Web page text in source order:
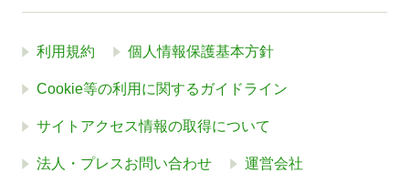
利用規約 個人情報保護基本方針
Cookie等の利用に関するガイドライン
サイトアクセス情報の取得について
法人・プレスお問い合わせ 運営会社